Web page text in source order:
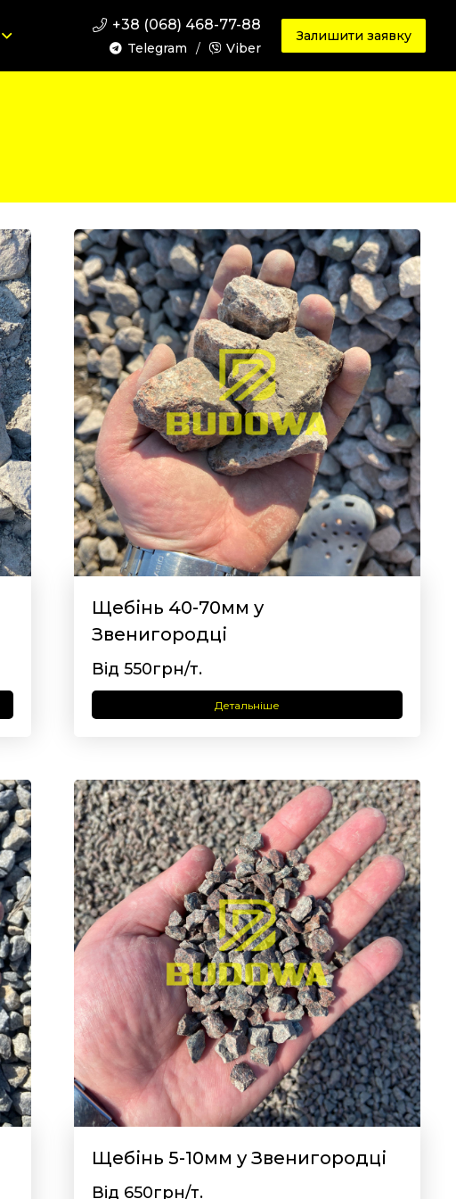
+38 (068) 468-77-88
Telegram / Viber
Залишити заявку
Щебінь 40-70мм у
Звенигородці
Від 550грн/т.
Детальніше
Щебінь 5-10мм у Звенигородці
Від 650грн/т.